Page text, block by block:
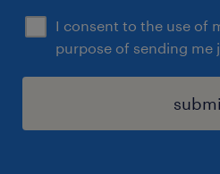
I consent to the use of
purpose of sending me